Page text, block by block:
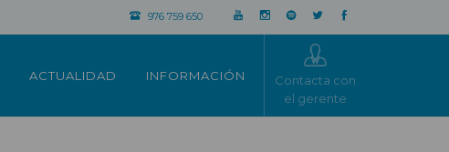
976 759 650
ACTUALIDAD INFORMACIÓN
Contacta con
el gerente